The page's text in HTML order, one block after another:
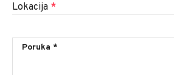
Lokacija *